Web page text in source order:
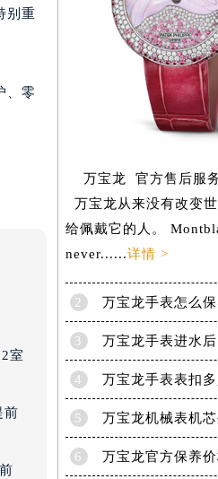
别重
、零
室
前
万宝龙 官方售后服
万宝龙从来没有改变
给佩戴它的人。
never......详情 >
2
3
4
5
6